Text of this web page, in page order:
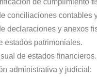
conciliaciones contables
declaraciones y anexos
estados patrimoniales.
de estados financieros.
administrativa y judicial: